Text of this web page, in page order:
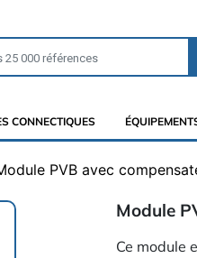
CONNECTIQUES
PVB avec
Module
Ce module